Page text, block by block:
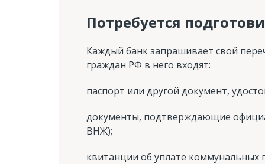
Потребуется
Каждый банк запрашивает свой
граждан РФ в него входят:
паспорт или другой документ,
документы, подтверждающие
ВНЖ);
квитанции об уплате коммунальных